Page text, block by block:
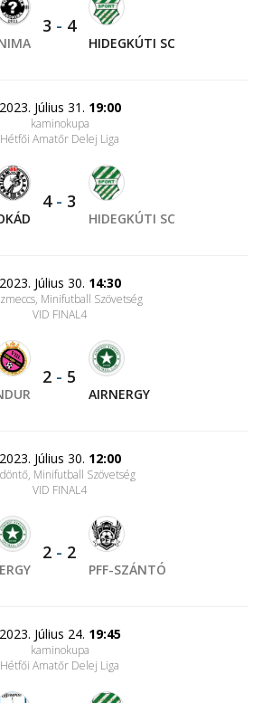
3 - 4
HIDEGKÚTI SC
2023. Július 31. 19:00
kaminokupa
Hétfői Amatőr Delej Liga
4- 3
HIDEGKÚTI SC
2023. Július 30. 14:30
Minifutball Szövetség
VID FINAL4
2 - 5
AIRNERGY
2023. Július 30. 12:00
Minifutball Szövetség
VID FINAL4
2 - 2
PFF-SZÁNTÓ
2023. Július 24. 19:45
kaminokupa
Hétfői Amatőr Delej Liga